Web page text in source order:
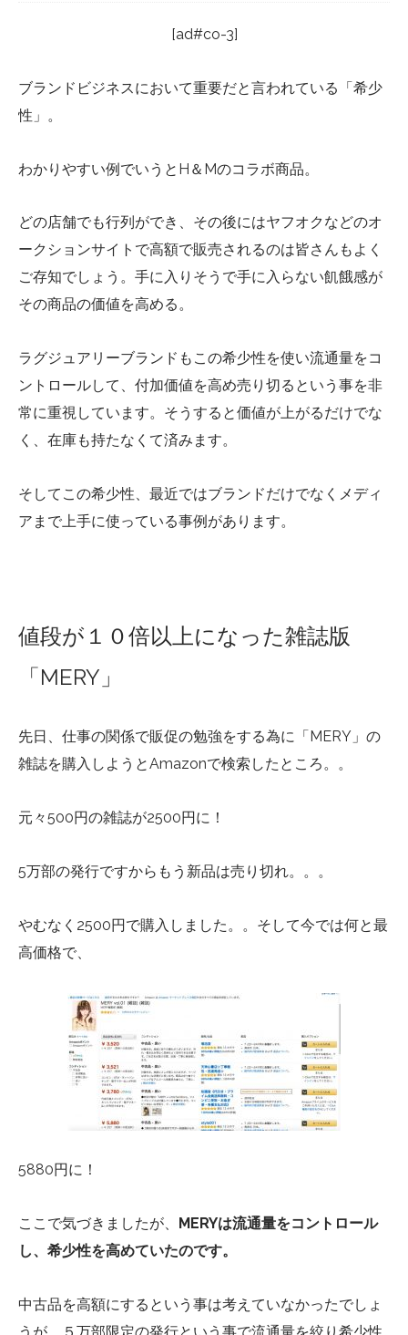
[ad#co-3]
ブランドビジネスにおいて重要だと言われている「希少
性」。
わかりやすい例でいうとH＆Mのコラボ商品。
どの店舗でも行列ができ、その後にはヤフオクなどのオ
ークションサイトで高額で販売されるのは皆さんもよく
ご存知でしょう。 手に入りそうで手に入らない飢餓感が
その商品の価値を高める。
ラグジュアリーブランドもこの希少性を使い流通量をコ
ントロールして、付加価値を高め売り切るという事を非
常に重視しています。 そうすると価値が上がるだけでな
く、在庫も持たなくて済みます。
そしてこの希少性、最近ではブランドだけでなくメディ
アまで上手に使っている事例があります。
値段が１０倍以上になった雑誌版
「MERY」
先日、仕事の関係で販促の勉強をする為に「MERY」の
雑誌を購入しようとAmazonで検索したところ。。
元々500円の雑誌が2500円に！
5万部の発行ですからもう新品は売り切れ。。。
やむなく2500円で購入しました。。そして今では何と最
高価格で、
5880円に！
ここで気づきましたが、
MERYは流通量をコントロール
し、希少性を高めていたのです。
中古品を高額にするという事は考えていなかったでしょ